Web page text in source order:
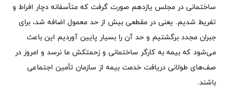
ساختمانی در مجلس یازدهم صورت گرفت که متأسفانه دچار افراط و
تفریط شدیم. یعنی در مقطعی بیش از حد معمول اضافه شد، برای
جبران مجدد برگشتیم و حد آن را بسیار پایین آوردیم این باعث
می‌شود که بیمه به کارگر ساختمانی و زحمتکش ما نرسد و امروز در
صف‌های طولانی دریافت خدمت بیمه از سازمان تأمین اجتماعی
باشند.